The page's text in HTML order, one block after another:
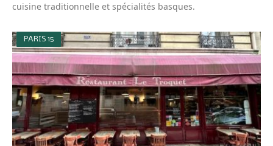
cuisine traditionnelle et spécialités basques.
PARIS 15